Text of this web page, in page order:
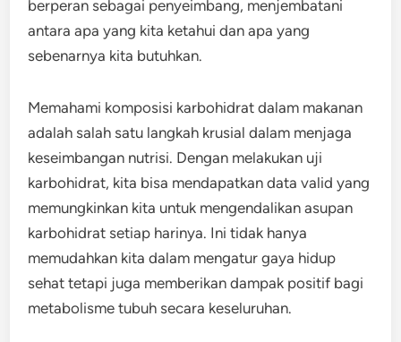
berperan sebagai penyeimbang, menjembatani
antara apa yang kita ketahui dan apa yang
sebenarnya kita butuhkan.
Memahami komposisi karbohidrat dalam makanan
adalah salah satu langkah krusial dalam menjaga
keseimbangan nutrisi. Dengan melakukan uji
karbohidrat, kita bisa mendapatkan data valid yang
memungkinkan kita untuk mengendalikan asupan
karbohidrat setiap harinya. Ini tidak hanya
memudahkan kita dalam mengatur gaya hidup
sehat tetapi juga memberikan dampak positif bagi
metabolisme tubuh secara keseluruhan.